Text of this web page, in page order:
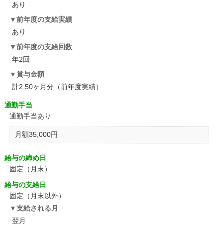
あり
前年度の支給実績
あり
前年度の支給回数
年2回
賞与金額
計2.50ヶ月分（前年度実績）
通勤手当
通勤手当あり
月額35,000円
給与の締め日
固定（月末）
給与の支給日
固定（月末以外）
支給される月
翌月